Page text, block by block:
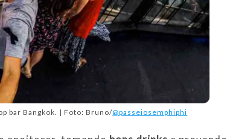
bar Bangkok. | Foto: Bruno/@passeiosemphiphi